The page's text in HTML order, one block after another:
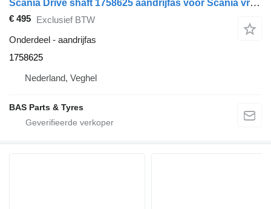
Scania Drive shaft 1758625 aandrijfas voor Scania vrachtwagen
€ 495 Exclusief BTW
Onderdeel - aandrijfas
1758625
Nederland, Veghel
BAS Parts & Tyres